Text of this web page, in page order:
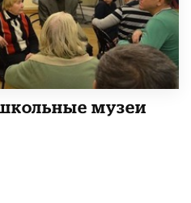
музеи